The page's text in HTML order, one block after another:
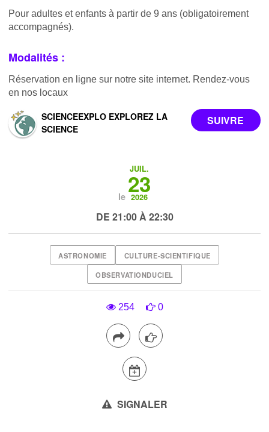
Pour adultes et enfants à partir de 9 ans (obligatoirement
accompagnés).
Modalités :
Réservation en ligne sur notre site internet. Rendez-vous
en nos locaux
SCIENCEEXPLO EXPLOREZ LA
SCIENCE
le
JUIL.
23
2026
DE 21:00 À 22:30
ASTRONOMIE CULTURE-SCIENTIFIQUE
OBSERVATIONDUCIEL
254 0
SIGNALER